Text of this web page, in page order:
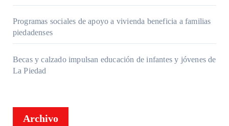
Programas sociales de apoyo a vivienda beneficia a familias
piedadenses
Becas y calzado impulsan educación de infantes y jóvenes de
La Piedad
Archivo